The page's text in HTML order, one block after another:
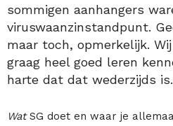
sommigen aanhangers
viruswaanzinstandpunt.
maar toch, opmerkelijk.
graag heel goed leren
harte dat dat wederzijds is.
WatSG doet en waar je